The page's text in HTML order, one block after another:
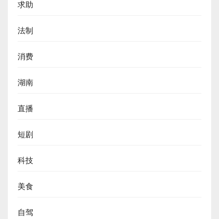
求助
法制
消费
湖南
直播
短剧
科技
美食
自驾